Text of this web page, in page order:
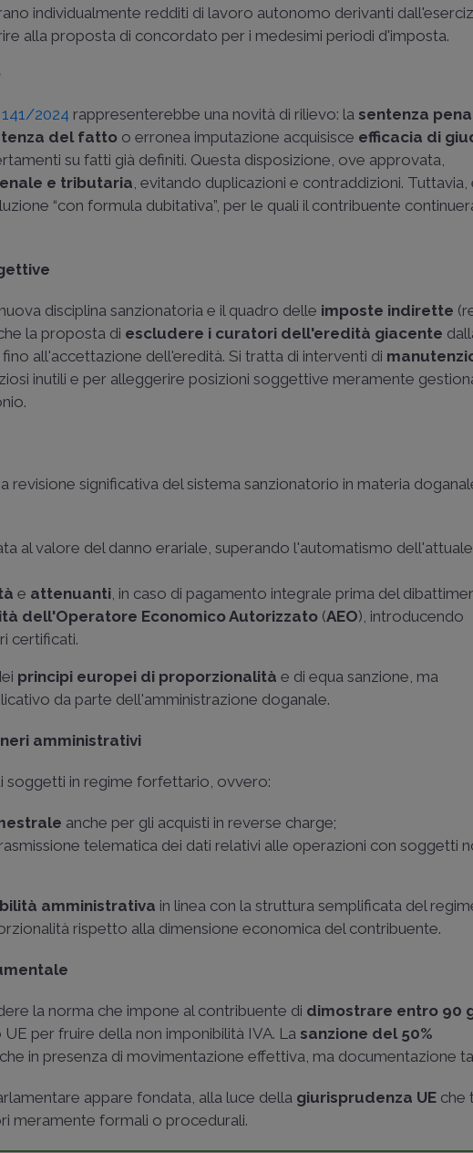
individualmente redditi di lavoro autonomo derivanti
alla proposta di concordato per i medesimi periodi d'imposta.
141/2024 rappresenterebbe una novità di rilievo: la sentenza
del fatto o erronea imputazione acquisisce efficacia di
su fatti già definiti. Questa disposizione, ove approvata,
e tributaria, evitando duplicazioni e contraddizioni. Tuttavia,
“con formula dubitativa”, per le quali il contribuente
disciplina sanzionatoria e il quadro delle imposte indirette
la proposta di escludere i curatori dell'eredità giacente
all'accettazione dell'eredità. Si tratta di interventi di
inutili e per alleggerire posizioni soggettive meramente
revisione significativa del sistema sanzionatorio in materia
al valore del danno erariale, superando l'automatismo dell'attuale
e attenuanti, in caso di pagamento integrale prima del
dell'Operatore Economico Autorizzato (AEO), introducendo
certificati.
principi europei di proporzionalità e di equa sanzione, ma
da parte dell'amministrazione doganale.
amministrativi
soggetti in regime forfettario, ovvero:
anche per gli acquisti in reverse charge;
telematica dei dati relativi alle operazioni con soggetti
amministrativa in linea con la struttura semplificata del
rispetto alla dimensione economica del contribuente.
la norma che impone al contribuente di dimostrare entro 90
per fruire della non imponibilità IVA. La sanzione del 50%
in presenza di movimentazione effettiva, ma documentazione
appare fondata, alla luce della giurisprudenza UE che
meramente formali o procedurali.